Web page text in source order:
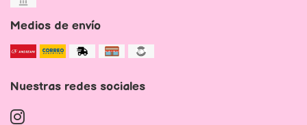
Medios de envío
Nuestras redes sociales